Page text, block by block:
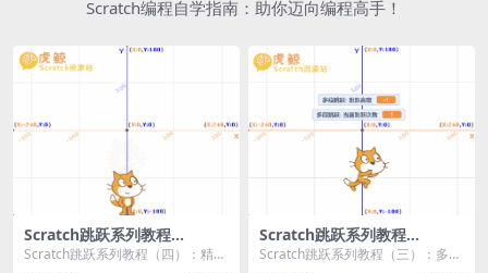
Scratch编程自学指南：助你迈向编程高手！
Scratch跳跃系列教程
（四）：精准着陆
Scratch跳跃系列教程（四）：精准
Scratch跳跃系列教程
（三）：多段跳跃
Scratch跳跃系列教程（三）：多段